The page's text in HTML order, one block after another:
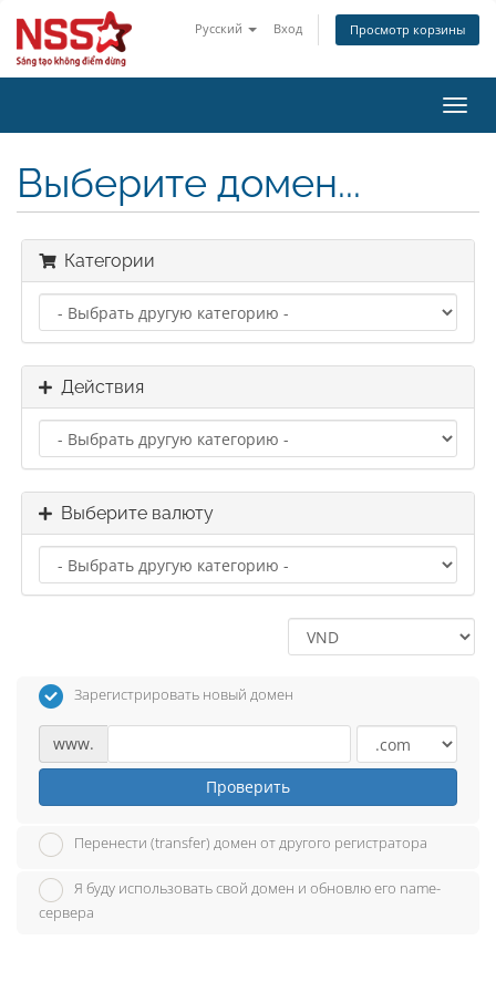
Русский Вход Просмотр корзины
Выберите домен...
Категории
Действия
Выберите валюту
Зарегистрировать новый домен
www.
Проверить
Перенести (transfer) домен от другого регистратора
Я буду использовать свой домен и обновлю его name-
сервера